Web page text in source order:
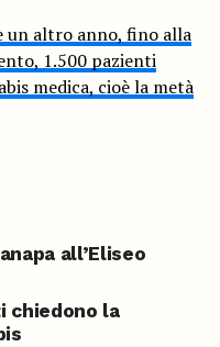
un altro anno, fino alla
1.500 pazienti
medica, cioè la metà
all’Eliseo
chiedono la